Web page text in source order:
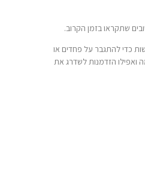
שתקראו בזמן הקרוב.
כדי להתגבר על פחדים או
ואפילו הזדמנות לשדרג את